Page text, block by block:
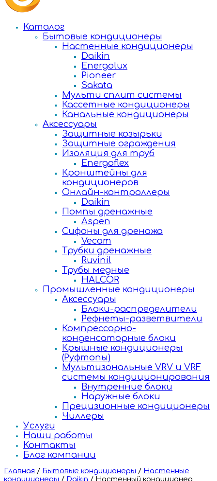
Каталог
Бытовые кондиционеры
Настенные кондиционеры
Daikin
Energolux
Pioneer
Sakata
Мульти сплит системы
Кассетные кондиционеры
Канальные кондиционеры
Аксессуары
Защитные козырьки
Защитные ограждения
Изоляция для труб
Energoflex
Кронштейны для
кондиционеров
Онлайн-контроллеры
Daikin
Помпы дренажные
Aspen
Сифоны для дренажа
Vecam
Трубки дренажные
Ruvinil
Трубы медные
HALCOR
Промышленные кондиционеры
Аксессуары
Блоки-распределители
Рефнеты-разветвители
Компрессорно-
конденсаторные блоки
Крышные кондиционеры
(Руфтопы)
Мультизональные VRV и VRF
системы кондиционирования
Внутренние блоки
Наружные блоки
Прецизионные кондиционеры
Чиллеры
Услуги
Наши работы
Контакты
Блог компании
Главная / Бытовые кондиционеры / Настенные
кондиционеры / Daikin / Настенный кондиционер